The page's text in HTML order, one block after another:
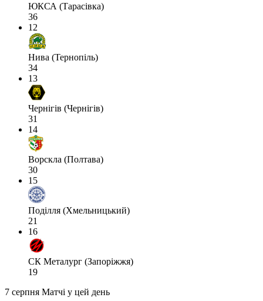
ЮКСА (Тарасівка)
36
12
Нива (Тернопіль)
34
13
Чернігів (Чернігів)
31
14
Ворскла (Полтава)
30
15
Поділля (Хмельницький)
21
16
СК Металург (Запоріжжя)
19
7 серпня Матчі у цей день